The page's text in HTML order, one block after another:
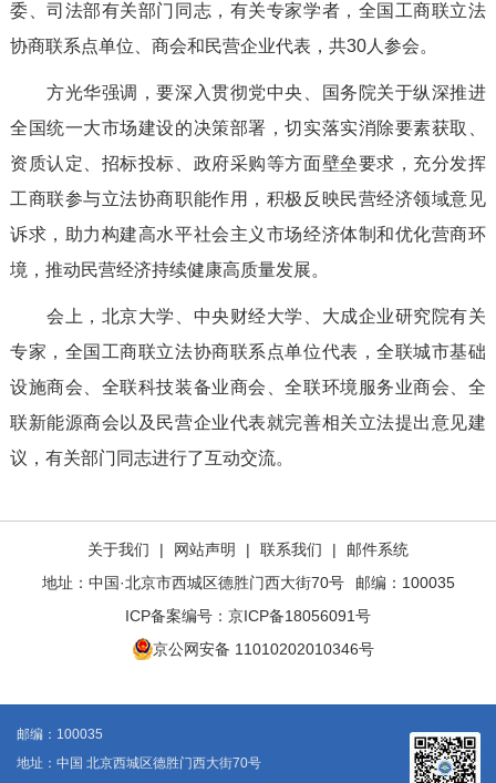
委、司法部有关部门同志，有关专家学者，全国工商联立法
协商联系点单位、商会和民营企业代表，共30人参会。
方光华强调，要深入贯彻党中央、国务院关于纵深推进
全国统一大市场建设的决策部署，切实落实消除要素获取、
资质认定、招标投标、政府采购等方面壁垒要求，充分发挥
工商联参与立法协商职能作用，积极反映民营经济领域意见
诉求，助力构建高水平社会主义市场经济体制和优化营商环
境，推动民营经济持续健康高质量发展。
会上，北京大学、中央财经大学、大成企业研究院有关
专家，全国工商联立法协商联系点单位代表，全联城市基础
设施商会、全联科技装备业商会、全联环境服务业商会、全
联新能源商会以及民营企业代表就完善相关立法提出意见建
议，有关部门同志进行了互动交流。
关于我们 | 网站声明 | 联系我们 |
邮件系统
地址：中国·北京市西城区德胜门西大街70号
邮编：100035
ICP备案编号： 京ICP备18056091号
京公网安备 11010202010346号
邮编：100035
地址：中国 北京西城区德胜门西大街70号